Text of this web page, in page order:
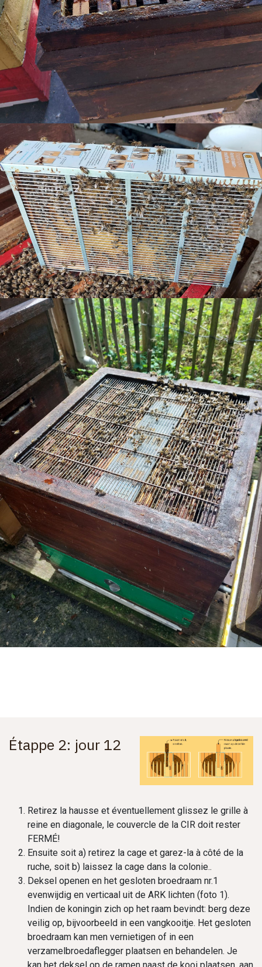
Étappe 2: jour 12
Retirez la hausse et éventuellement glissez le grille à
reine en diagonale, le couvercle de la CIR doit rester
FERMÉ!
Ensuite soit a) retirez la cage et garez-la à côté de la
ruche, soit b) laissez la cage dans la colonie..
Deksel openen en het gesloten broedraam nr.1
evenwijdig en verticaal uit de ARK lichten (foto 1).
Indien de koningin zich op het raam bevindt: berg deze
veilig op, bijvoorbeeld in een vangkooitje. Het gesloten
broedraam kan men vernietigen of in een
verzamelbroedaflegger plaatsen en behandelen. Je